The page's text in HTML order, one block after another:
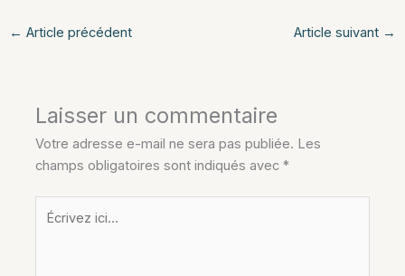
← Article précédent Article suivant →
Laisser un commentaire
Votre adresse e-mail ne sera pas publiée. Les
champs obligatoires sont indiqués avec*
Écrivez
ici…